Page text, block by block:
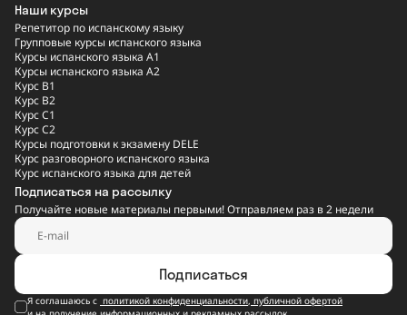
Наши курсы
Репетитор по испанскому языку
Групповые курсы испанского языка
Курсы испанского языка A1
Курсы испанского языка A2
Курс B1
Курс B2
Курс C1
Курс C2
Курсы подготовки к экзамену DELE
Курс разговорного испанского языка
Курс испанского языка для детей
Подписаться на рассылку
Получайте новые материалы первыми! Отправляем раз в 2 недели
Подписаться
Я соглашаюсь с политикой конфиденциальности, публичной офертой